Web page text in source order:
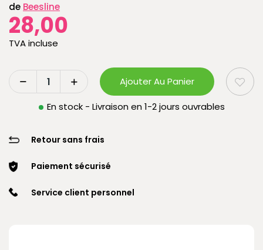
de Beesline
28,00
TVA incluse
Ajouter Au Panier
En stock - Livraison en 1-2 jours ouvrables
Retour sans frais
Paiement sécurisé
Service client personnel